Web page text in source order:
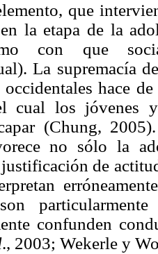
que
la etapa de la
con que
La supremacía
occidentales hace
cual los jóvenes
(Chung,
no sólo la
de
confunden
., 2003; Wekerle y